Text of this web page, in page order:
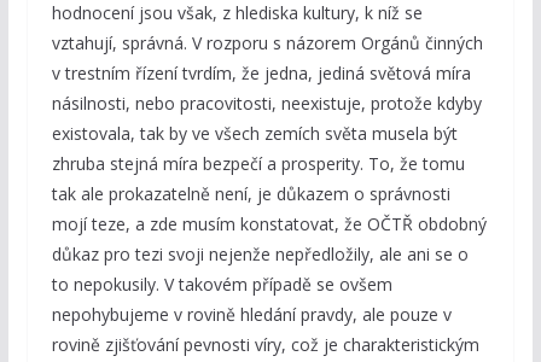
hodnocení jsou však, z hlediska kultury, k níž se
vztahují, správná. V rozporu s názorem Orgánů činných
v trestním řízení tvrdím, že jedna, jediná světová míra
násilnosti, nebo pracovitosti, neexistuje, protože kdyby
existovala, tak by ve všech zemích světa musela být
zhruba stejná míra bezpečí a prosperity. To, že tomu
tak ale prokazatelně není, je důkazem o správnosti
mojí teze, a zde musím konstatovat, že OČTŘ obdobný
důkaz pro tezi svoji nejenže nepředložily, ale ani se o
to nepokusily. V takovém případě se ovšem
nepohybujeme v rovině hledání pravdy, ale pouze v
rovině zjišťování pevnosti víry, což je charakteristickým